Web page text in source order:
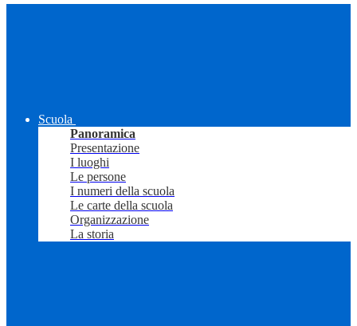
Scuola
Panoramica
Presentazione
I luoghi
Le persone
I numeri della scuola
Le carte della scuola
Organizzazione
La storia